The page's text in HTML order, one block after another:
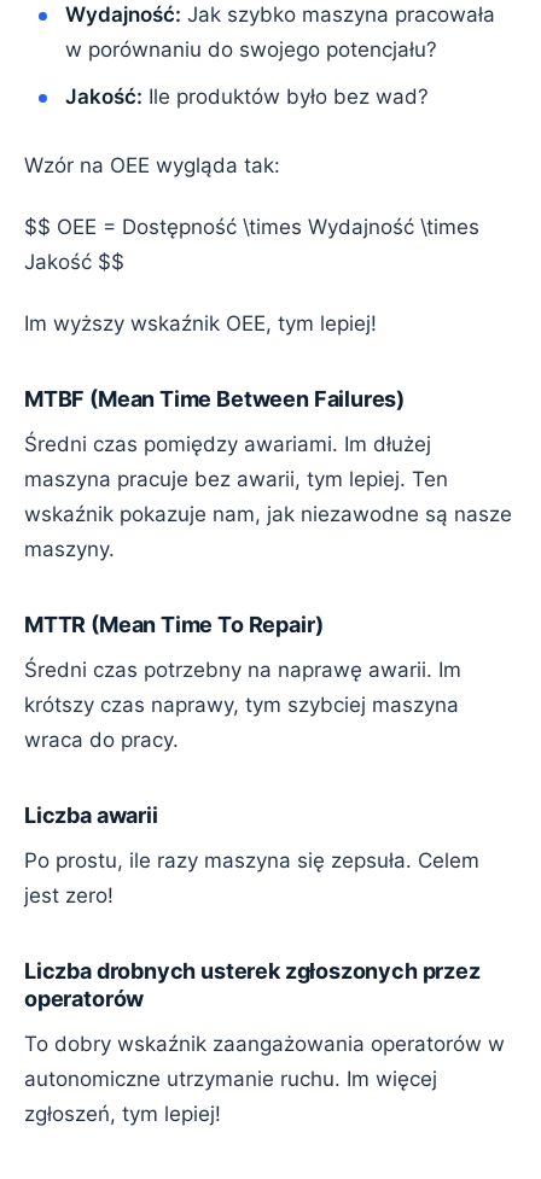
Wydajność: Jak szybko maszyna pracowała
w porównaniu do swojego potencjału?
Jakość: Ile produktów było bez wad?
Wzór na OEE wygląda tak:
$$ OEE = Dostępność \times Wydajność \times
Jakość $$
Im wyższy wskaźnik OEE, tym lepiej!
MTBF (Mean Time Between Failures)
Średni czas pomiędzy awariami. Im dłużej
maszyna pracuje bez awarii, tym lepiej. Ten
wskaźnik pokazuje nam, jak niezawodne są nasze
maszyny.
MTTR (Mean Time To Repair)
Średni czas potrzebny na naprawę awarii. Im
krótszy czas naprawy, tym szybciej maszyna
wraca do pracy.
Liczba awarii
Po prostu, ile razy maszyna się zepsuła. Celem
jest zero!
Liczba drobnych usterek zgłoszonych przez
operatorów
To dobry wskaźnik zaangażowania operatorów w
autonomiczne utrzymanie ruchu. Im więcej
zgłoszeń, tym lepiej!